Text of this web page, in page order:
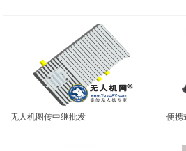
无人机图传中继批发 便携